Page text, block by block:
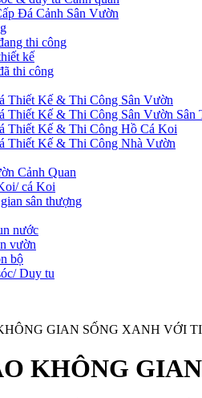
Đá Cảnh Sân Vườn
thi công
kế
thi công
Thiết Kế & Thi Công Sân Vườn
Thiết Kế & Thi Công Sân Vườn Sân
Thiết Kế & Thi Công Hồ Cá Koi
Thiết Kế & Thi Công Nhà Vườn
Cảnh Quan
cá Koi
sân thượng
nước
vườn
bộ
Duy tu
GIAN SỐNG XANH VỚI
KHÔNG